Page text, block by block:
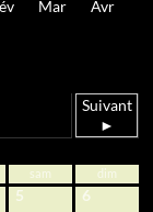
Mar Avr
Suivant
►
sam dim
5 6